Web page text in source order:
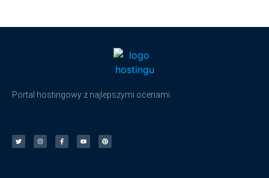
Portal hostingowy z najlepszymi ocenami.